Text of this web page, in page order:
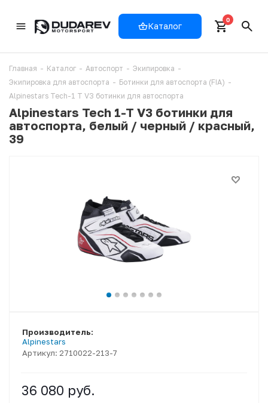
Каталог
0
Главная - Каталог - Автоспорт - Экипировка -
Экипировка для автоспорта - Ботинки для автоспорта (FIA) -
Alpinestars Tech-1 T V3 ботинки для автоспорта
Alpinestars Tech 1-T V3 ботинки для
автоспорта, белый / черный / красный,
39
Артикул: 2710022-213-7
Производитель:
Alpinestars
36 080 руб.